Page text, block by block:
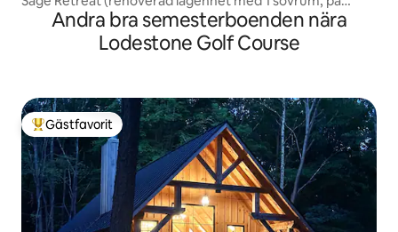
våning 1)Andra bra semesterboenden nära
Lodestone Golf Course
Populär gästfavorit
Gästfavorit